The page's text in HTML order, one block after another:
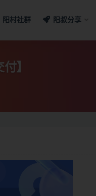
阳村社群 阳叔分享
】